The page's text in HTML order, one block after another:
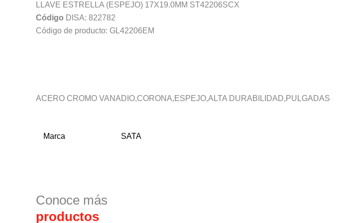
LLAVE ESTRELLA (ESPEJO) 17X19.0MM ST42206SCX
Código DISA: 822782
Código de producto: GL42206EM
ACERO CROMO VANADIO,CORONA,ESPEJO,ALTA DURABILIDAD,PULGADAS
Marca SATA
Conoce más
productos